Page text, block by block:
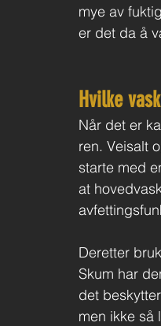
mye av
er det da å
Hvilke
Når det er
ren. Veisalt
starte med
at
Deretter
Skum har
det
men ikke så